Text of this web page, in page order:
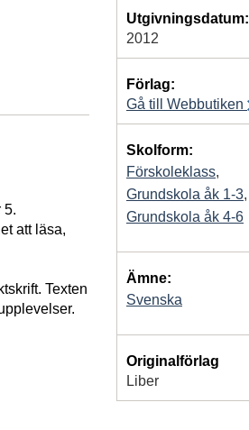
5.
att läsa,
Texten
Utgivningsdatum:
2012
Förlag:
Gå till Webbutiken
Skolform:
Förskoleklass,
Grundskola åk 1-3,
Grundskola åk 4-6
Ämne:
Svenska
Originalförlag
Liber